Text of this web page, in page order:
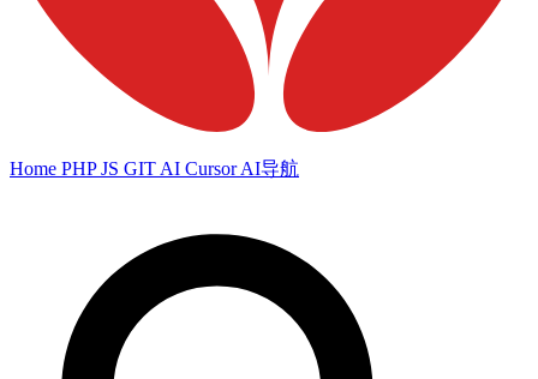
Home PHPJS GIT AI CursorAI导航